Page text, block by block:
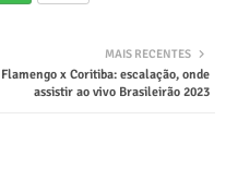
tsap
MAIS RECENTES
Flamengo x Coritiba: escalação, onde
assistir ao vivo Brasileirão 2023